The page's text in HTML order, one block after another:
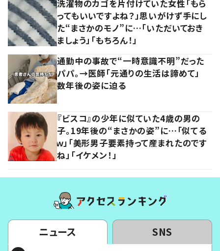
洗濯物のカゴを片付けていた女性「もら
ってもいいですよね？」思いがけず手にし
た“まさかのモノ”に…「いただいておき
ましょう」「もちろん！」
通勤中の事故で“一時意識不明”だった
パパ。→医師「元通りの生活は諦めて」
数年後の姿に迫る
『ビスコ』の少年に似ていた4歳の男の
子。19年後の“まさかの姿”に…「似てる
ｗ」「美形男子要素持って産まれたのです
ね」「イケメン！」
ニュース SNS